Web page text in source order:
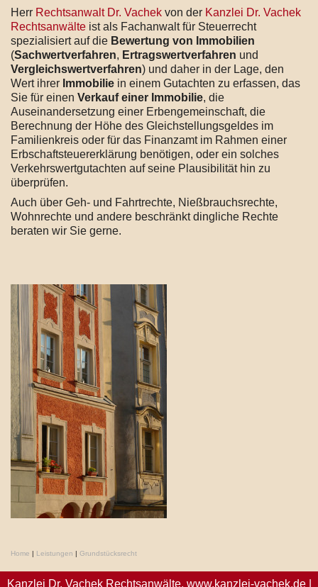
Herr Rechtsanwalt Dr. Vachek von der Kanzlei Dr. Vachek
Rechtsanwälte ist als Fachanwalt für Steuerrecht
spezialisiert auf die Bewertung von Immobilien
(Sachwertverfahren, Ertragswertverfahren und
Vergleichswertverfahren) und daher in der Lage, den
Wert ihrer Immobilie in einem Gutachten zu erfassen, das
Sie für einen Verkauf einer Immobilie, die
Auseinandersetzung einer Erbengemeinschaft, die
Berechnung der Höhe des Gleichstellungsgeldes im
Familienkreis oder für das Finanzamt im Rahmen einer
Erbschaftsteuererklärung benötigen, oder ein solches
Verkehrswertgutachten auf seine Plausibilität hin zu
überprüfen.
Auch über Geh- und Fahrtrechte, Nießbrauchsrechte,
Wohnrechte und andere beschränkt dingliche Rechte
beraten wir Sie gerne.
Home | Leistungen | Grundstücksrecht
Kanzlei Dr. Vachek Rechtsanwälte, www.kanzlei-vachek.de|